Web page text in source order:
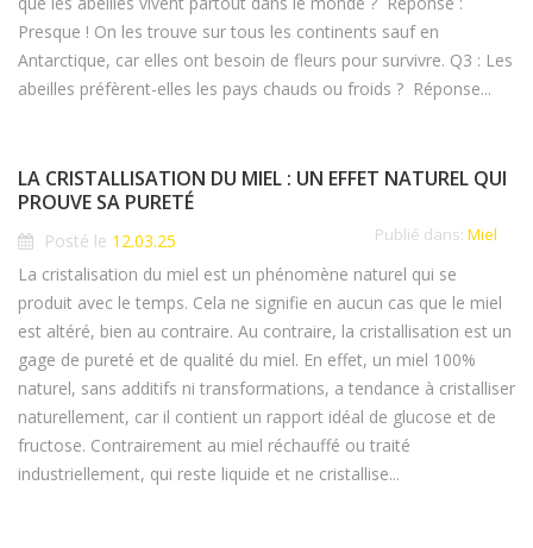
Presque ! On les trouve sur tous les continents sauf en
Antarctique, car elles ont besoin de fleurs pour survivre. Q3 : Les
abeilles préfèrent-elles les pays chauds ou froids ? Réponse...
LA CRISTALLISATION DU MIEL : UN EFFET NATUREL QUI
PROUVE SA PURETÉ
Publié dans: Miel
Posté le 12.03.25
La cristalisation du miel est un phénomène naturel qui se
produit avec le temps. Cela ne signifie en aucun cas que le miel
est altéré, bien au contraire. Au contraire, la cristallisation est un
gage de pureté et de qualité du miel. En effet, un miel 100%
naturel, sans additifs ni transformations, a tendance à cristalliser
naturellement, car il contient un rapport idéal de glucose et de
fructose. Contrairement au miel réchauffé ou traité
industriellement, qui reste liquide et ne cristallise...